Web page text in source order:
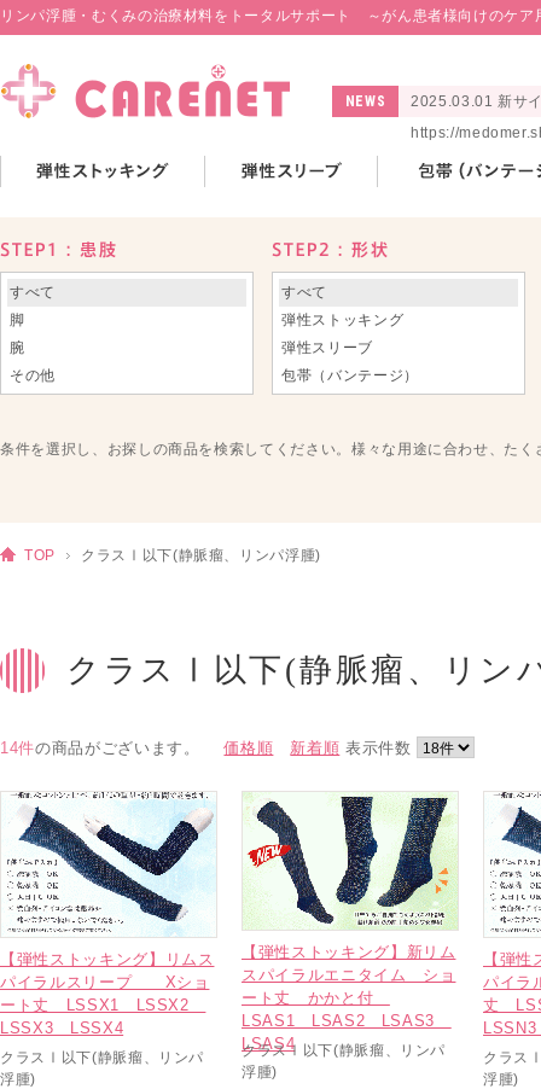
リンパ浮腫・むくみの治療材料をトータルサポート ～がん患者様向けのケア
NEWS
2025.03.01 新サ
https://
すべて
脚
腕
その他
すべて
弾性ストッキング
弾性スリーブ
包帯（バンテージ）
化学療法前後のケア用品
条件を選択し、お探しの商品を検索してください。様々な用途に合わせ、た
TOP クラスⅠ以下(静脈瘤、リンパ浮腫)
クラスⅠ以下(静脈瘤、リン
14件の商品がございます。 価格順 新着順 表示件数
【弾性ストッキング】リムス
パイラルスリープ Xショ
ート丈 LSSX1 LSSX2
LSSX3 LSSX4
クラスⅠ以下(静脈瘤、リンパ
浮腫)
【弾性ストッキング】新リム
スパイラルエニタイム ショ
ート丈 かかと付
LSAS1 LSAS2 LSAS3
LSAS4
クラスⅠ以下(静脈瘤、リンパ
浮腫)
【弾
パイラ
丈
クラス
浮腫)